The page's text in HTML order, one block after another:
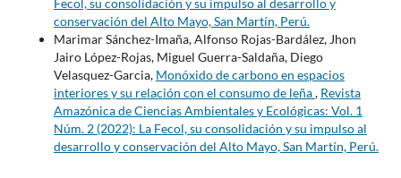
conservación del Alto Mayo, San Martín, Perú.
Marimar Sánchez-Imaña, Alfonso Rojas-Bardález, Jhon
Jairo López-Rojas, Miguel Guerra-Saldaña, Diego
Velasquez-Garcia, Monóxido de carbono en espacios
interiores y su relación con el consumo de leña, Revista
Amazónica de Ciencias Ambientales y Ecológicas: Vol. 1
Núm. 2 (2022): La Fecol, su consolidación y su impulso al
desarrollo y conservación del Alto Mayo, San Martín, Perú.